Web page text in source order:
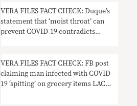
VERA FILES FACT CHECK: Duque’s
statement that ‘moist throat’ can
prevent COVID-19 contradicts
VERA FILES FACT CHECK: FB post
claiming man infected with COVID-
19 ‘spitting’ on grocery items LACKS